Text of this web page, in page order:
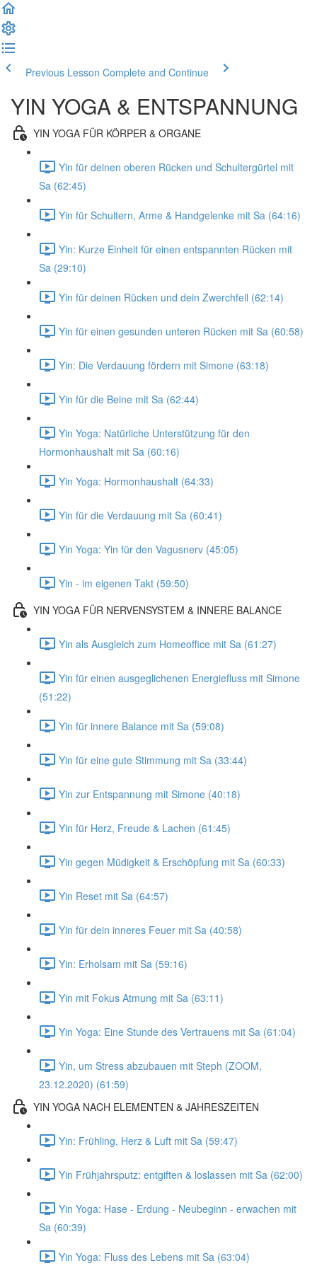
Previous Lesson Complete and Continue
YIN YOGA & ENTSPANNUNG
YIN YOGA FÜR KÖRPER & ORGANE
Yin für deinen oberen Rücken und Schultergürtel mit
Sa (62:45)
Yin für Schultern, Arme & Handgelenke mit Sa (64:16)
Yin: Kurze Einheit für einen entspannten Rücken mit
Sa (29:10)
Yin für deinen Rücken und dein Zwerchfell (62:14)
Yin für einen gesunden unteren Rücken mit Sa (60:58)
Yin: Die Verdauung fördern mit Simone (63:18)
Yin für die Beine mit Sa (62:44)
Yin Yoga: Natürliche Unterstützung für den
Hormonhaushalt mit Sa (60:16)
Yin Yoga: Hormonhaushalt (64:33)
Yin für die Verdauung mit Sa (60:41)
Yin Yoga: Yin für den Vagusnerv (45:05)
Yin - im eigenen Takt (59:50)
YIN YOGA FÜR NERVENSYSTEM & INNERE BALANCE
Yin als Ausgleich zum Homeoffice mit Sa (61:27)
Yin für einen ausgeglichenen Energiefluss mit Simone
(51:22)
Yin für innere Balance mit Sa (59:08)
Yin für eine gute Stimmung mit Sa (33:44)
Yin zur Entspannung mit Simone (40:18)
Yin für Herz, Freude & Lachen (61:45)
Yin gegen Müdigkeit & Erschöpfung mit Sa (60:33)
Yin Reset mit Sa (64:57)
Yin für dein inneres Feuer mit Sa (40:58)
Yin: Erholsam mit Sa (59:16)
Yin mit Fokus Atmung mit Sa (63:11)
Yin Yoga: Eine Stunde des Vertrauens mit Sa (61:04)
Yin, um Stress abzubauen mit Steph (ZOOM,
23.12.2020) (61:59)
YIN YOGA NACH ELEMENTEN & JAHRESZEITEN
Yin: Frühling, Herz & Luft mit Sa (59:47)
Yin Frühjahrsputz: entgiften & loslassen mit Sa (62:00)
Yin Yoga: Hase - Erdung - Neubeginn - erwachen mit
Sa (60:39)
Yin Yoga: Fluss des Lebens mit Sa (63:04)